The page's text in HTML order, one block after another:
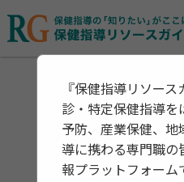
『保健指導リソー
診・特定保健指導を
予防、産業保健、地
導に携わる専門職の
報プラットフォーム